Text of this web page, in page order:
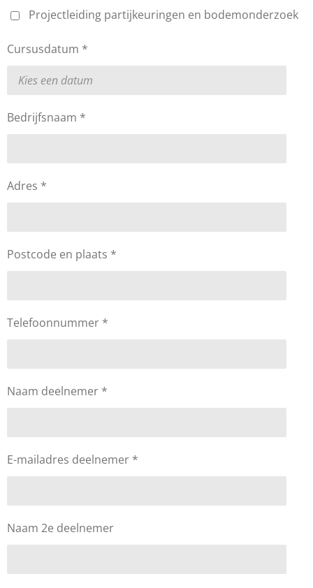
Projectleiding partijkeuringen en bodemonderzoek
Cursusdatum *
Bedrijfsnaam *
Adres *
Postcode en plaats *
Telefoonnummer *
Naam deelnemer *
E-mailadres deelnemer *
Naam 2e deelnemer